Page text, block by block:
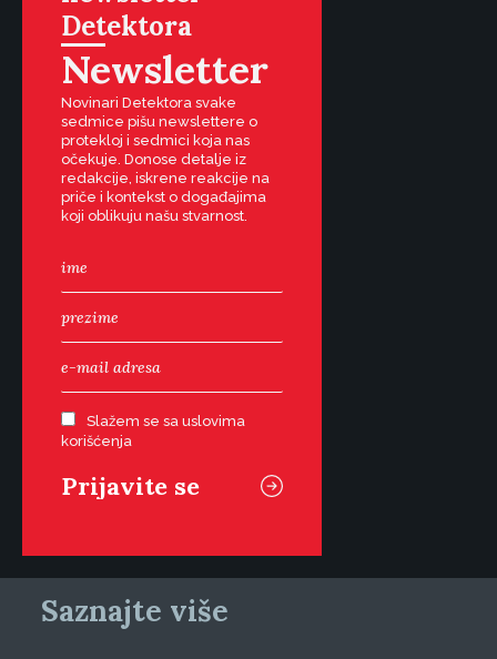
Detektora
Newsletter
Novinari Detektora svake
sedmice pišu newslettere o
protekloj i sedmici koja nas
očekuje. Donose detalje iz
redakcije, iskrene reakcije na
priče i kontekst o događajima
koji oblikuju našu stvarnost.
Slažem se sa uslovima
korišćenja
Saznajte više